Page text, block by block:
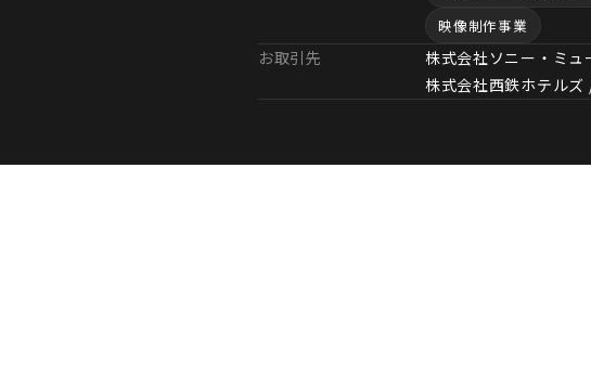
映像制作事業
お取引先
株式会社ソニー・ミ
株式会社西鉄ホテル